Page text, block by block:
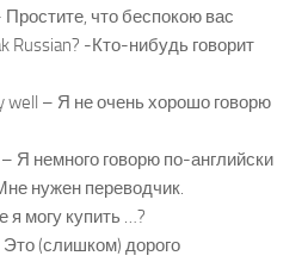
Простите, что беспокою вас
Russian? -Кто-нибудь говорит
well – Я не очень хорошо говорю
Я немного говорю по-английски
нужен переводчик.
я могу купить …?
Это (слишком) дорого